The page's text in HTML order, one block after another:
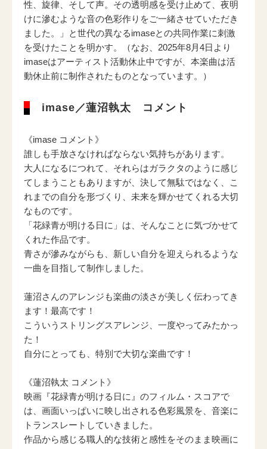
性、旋律、そして声。その透明感を受け止めて、夜明
けに滲むような音の色彩作りをご一緒させていただき
ました。」と世代の異なるimaseとの共同作業に刺激
を受けたことを明かす。（なお、2025年8月4日より
imaseはアーティスト活動休止中ですが、本楽曲は活
動休止前に制作されたものとなっています。）
imase／蓮沼執太 コメント
《imase コメント》
誰しも手放さなければならない気持ちがあります。
大人になるにつれて、それらはガラクタのように感じ
てしまうこともありますが、決して無駄ではなく、こ
れまでの自分を形づくり、未来を輝かせてくれる大切
なものです。
「花緑青が明ける日に」は、そんなことに気づかせて
くれた作品です。
青さが滲みながらも、新しい自分を迎えられるような
一曲を目指して制作しました。
蓮沼さんのアレンジも楽曲の淡さが美しく伝わってき
ます！最高です！
こういうストリングスアレンジ、一度やってみたかっ
た！
自分にとっても、特別で大切な楽曲です！
《蓮沼執太 コメント》
映画『花緑青が明ける日に』のフィルム・スコアで
は、画面いっぱいに映し出される色彩風景を、音楽に
トランスレートしていきました。
作品から感じる職人的な技術と感性をそのまま映画に